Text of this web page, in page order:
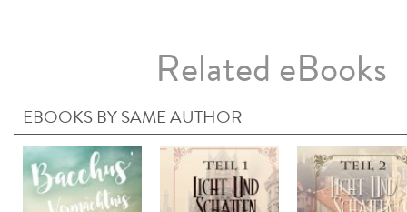
Related eBooks
EBOOKS BY SAME AUTHOR